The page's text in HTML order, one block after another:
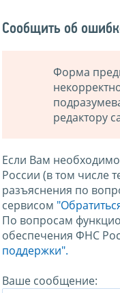
Сообщить об
Форма
редактору
Если Вам
России (в том числе
разъяснения по
сервисом
По вопросам
обеспечения ФНС
поддержки".
Ваше сообщение: